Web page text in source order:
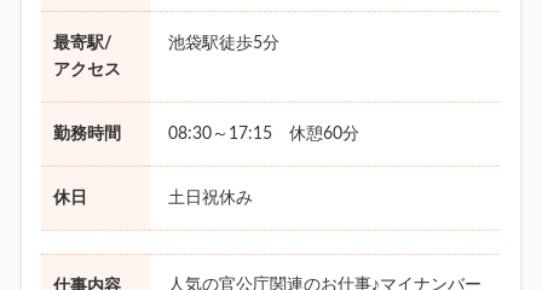
最寄駅/
アクセス
池袋駅徒歩5分
勤務時間 08:30～17:15 休憩60分
休日 土日祝休み
仕事内容
人気の官公庁関連のお仕事♪マイナンバー